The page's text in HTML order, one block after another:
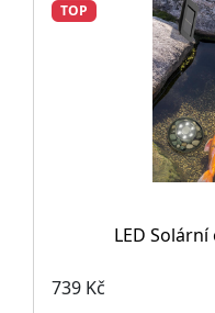
TOP
LED
739 Kč